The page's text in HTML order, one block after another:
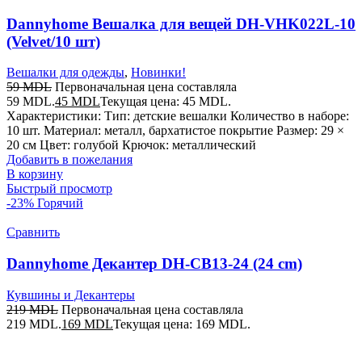
Dannyhome Вешалка для вещей DH-VHK022L-10
(Velvet/10 шт)
Вешалки для одежды, Новинки!
59MDL Первоначальная цена составляла
59 MDL.45 MDLТекущая цена: 45 MDL.
Характеристики: Тип: детские вешалки Количество в наборе:
10 шт. Материал: металл, бархатистое покрытие Размер: 29 ×
20 см Цвет: голубой Крючок: металлический
Добавить в пожелания
В корзину
Быстрый просмотр
-23% Горячий
Сравнить
Dannyhome Декантер DH-CB13-24 (24 cm)
Кувшины и Декантеры
219MDL Первоначальная цена составляла
219 MDL.169 MDLТекущая цена: 169 MDL.